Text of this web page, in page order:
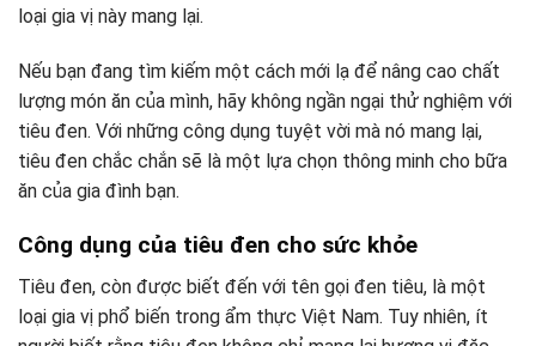
loại gia vị này mang lại.
Nếu bạn đang tìm kiếm một cách mới lạ để nâng cao chất
lượng món ăn của mình, hãy không ngần ngại thử nghiệm với
tiêu đen. Với những công dụng tuyệt vời mà nó mang lại,
tiêu đen chắc chắn sẽ là một lựa chọn thông minh cho bữa
ăn của gia đình bạn.
Công dụng của tiêu đen cho sức khỏe
Tiêu đen, còn được biết đến với tên gọi đen tiêu, là một
loại gia vị phổ biến trong ẩm thực Việt Nam. Tuy nhiên, ít